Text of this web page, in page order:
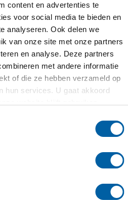
content en advertenties te
voor social media te bieden en
analyseren. Ook delen we
van onze site met onze partners
en analyse. Deze partners
met andere informatie
of die ze hebben verzameld op
hun services. U gaat akkoord
voldoet, kun je soms
voor toelating.
en voldoe je
speciaal traject